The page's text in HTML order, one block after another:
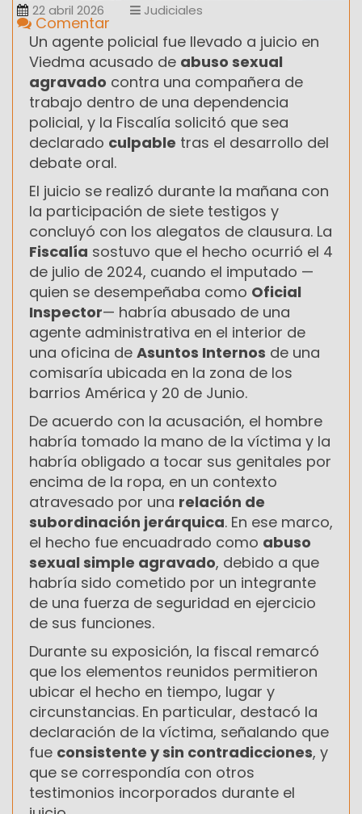
22 abril 2026 Judiciales
Comentar
Un agente policial fue llevado a juicio en
Viedma acusado de abuso sexual
agravado contra una compañera de
trabajo dentro de una dependencia
policial, y la Fiscalía solicitó que sea
declarado culpable tras el desarrollo del
debate oral.
El juicio se realizó durante la mañana con
la participación de siete testigos y
concluyó con los alegatos de clausura. La
Fiscalía sostuvo que el hecho ocurrió el 4
de julio de 2024, cuando el imputado —
quien se desempeñaba como Oficial
Inspector— habría abusado de una
agente administrativa en el interior de
una oficina de Asuntos Internos de una
comisaría ubicada en la zona de los
barrios América y 20 de Junio.
De acuerdo con la acusación, el hombre
habría tomado la mano de la víctima y la
habría obligado a tocar sus genitales por
encima de la ropa, en un contexto
atravesado por una relación de
subordinación jerárquica. En ese marco,
el hecho fue encuadrado como abuso
sexual simple agravado, debido a que
habría sido cometido por un integrante
de una fuerza de seguridad en ejercicio
de sus funciones.
Durante su exposición, la fiscal remarcó
que los elementos reunidos permitieron
ubicar el hecho en tiempo, lugar y
circunstancias. En particular, destacó la
declaración de la víctima, señalando que
fue consistente y sin contradicciones, y
que se correspondía con otros
testimonios incorporados durante el